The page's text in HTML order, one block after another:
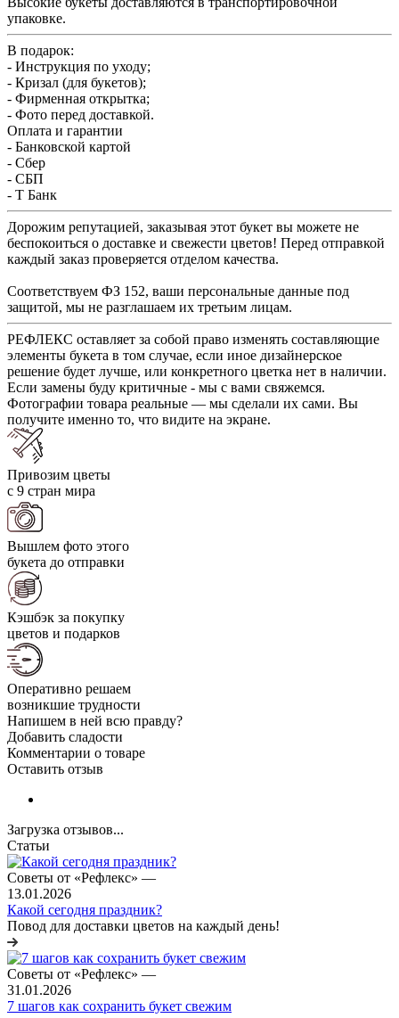
упаковке.
В подарок:
- Инструкция по уходу;
- Кризал (для букетов);
- Фирменная открытка;
- Фото перед доставкой.
Оплата и гарантии
- Банковской картой
- Сбер
- СБП
- Т Банк
Дорожим репутацией, заказывая этот букет вы можете не
беспокоиться о доставке и свежести цветов! Перед отправкой
каждый заказ проверяется отделом качества.
Соответствуем ФЗ 152, ваши персональные данные под
защитой, мы не разглашаем их третьим лицам.
РЕФЛЕКС оставляет за собой право изменять составляющие
элементы букета в том случае, если иное дизайнерское
решение будет лучше, или конкретного цветка нет в наличии.
Если замены буду критичные - мы с вами свяжемся.
Фотографии товара реальные — мы сделали их сами. Вы
получите именно то, что видите на экране.
Привозим цветы
с 9 стран мира
Вышлем фото этого
букета до отправки
Кэшбэк за покупку
цветов и подарков
Оперативно решаем
возникшие трудности
Напишем в ней всю правду?
Добавить сладости
Комментарии о товаре
Оставить отзыв
Загрузка отзывов...
Статьи
Советы от «Рефлекс» —
13.01.2026
Какой сегодня праздник?
Повод для доставки цветов на каждый день!
Советы от «Рефлекс» —
31.01.2026
7 шагов как сохранить букет свежим